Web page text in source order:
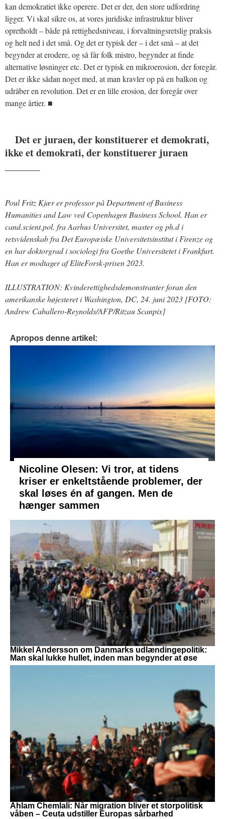
kan demokratiet ikke operere. Det er der, den store udfordring
ligger. Vi skal sikre os, at vores juridiske infrastruktur bliver
opretholdt – både på rettighedsniveau, i forvaltningsretslig praksis
og helt ned i det små. Og det er typisk der – i det små – at det
begynder at erodere, og så får folk mistro, begynder at finde
alternative løsninger etc. Det er typisk en mikroerosion, der foregår.
Det er ikke sådan noget med, at man kravler op på en balkon og
udråber en revolution. Det er en lille erosion, der foregår over
mange årtier. ■
Det er juraen, der konstituerer et demokrati,
ikke et demokrati, der konstituerer juraen
Poul Fritz Kjær er professor på Department of Business
Humanities and Law ved Copenhagen Business School. Han er
cand.scient.pol. fra Aarhus Universitet, master og ph.d i
retsvidenskab fra Det Europæiske Universitetsinstitut i Firenze og
en har doktorgrad i sociologi fra Goethe Universitetet i Frankfurt.
Han er modtager af EliteForsk-prisen 2023.
ILLUSTRATION: Kvinderettighedsdemonstranter foran den
amerikanske højesteret i Washington, DC, 24. juni 2023 [FOTO:
Andrew Caballero-Reynolds/AFP/Ritzau Scanpix]
Apropos denne artikel:
Nicoline Olesen: Vi tror, at tidens
kriser er enkeltstående problemer, der
skal løses én af gangen. Men de
hænger sammen
Mikkel Andersson om Danmarks udlændingepolitik:
Man skal lukke hullet, inden man begynder at øse
Ahlam Chemlali: Når migration bliver et storpolitisk
våben – Ceuta udstiller Europas sårbarhed